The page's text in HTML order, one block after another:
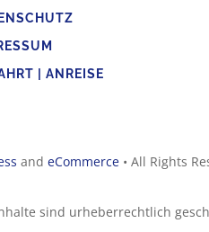
| ANREISE
and eCommerce• All Rights
sind urheberrechtlich